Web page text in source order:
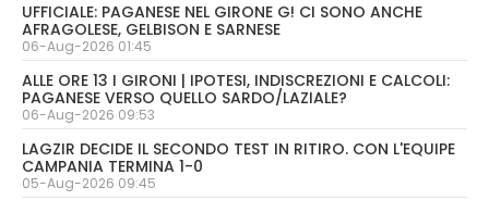
UFFICIALE: PAGANESE NEL GIRONE G! CI SONO ANCHE
AFRAGOLESE, GELBISON E SARNESE
06-Aug-2026 01:45
ALLE ORE 13 I GIRONI | IPOTESI, INDISCREZIONI E CALCOLI:
PAGANESE VERSO QUELLO SARDO/LAZIALE?
06-Aug-2026 09:53
LAGZIR DECIDE IL SECONDO TEST IN RITIRO. CON L'EQUIPE
CAMPANIA TERMINA 1-0
05-Aug-2026 09:45